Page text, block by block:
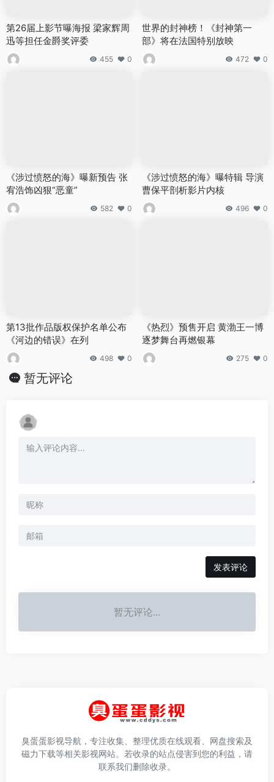
第26届上影节曝海报 梁家辉周
迅等担任金爵奖评委
455 0
世界的封神榜！《封神第一
部》将在法国特别放映
472 0
《涉过愤怒的海》曝新预告 张
宥浩饰凶狠“恶童”
582 0
《涉过愤怒的海》曝特辑 导演
曹保平剖析影片内核
496 0
第13批作品版权保护名单公布
《河边的错误》在列
498 0
《热烈》预售开启 黄渤王一博
逐梦舞台再燃银幕
275 0
暂无评论
发表评论
暂无评论...
臭蛋蛋影视导航，专注收集、整理优质在线观看、网盘搜索及
磁力下载等相关影视网站。若收录的站点侵害到您的利益，请
联系我们删除收录。